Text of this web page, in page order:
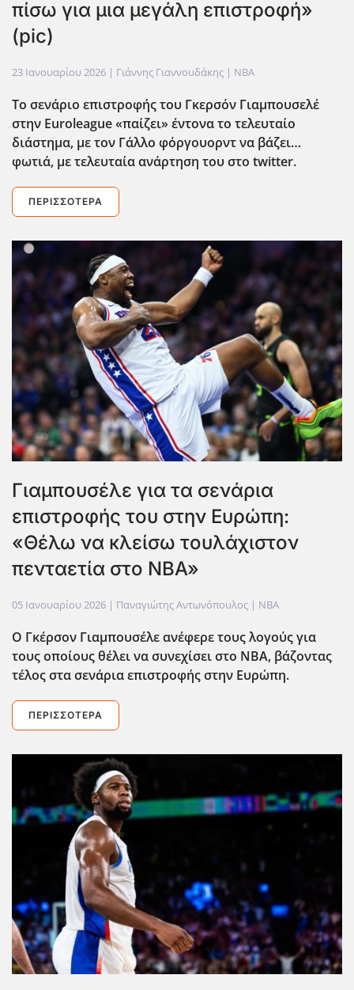
πίσω για μια μεγάλη επιστροφή»
(pic)
23 Ιανουαρίου 2026 | Γιάννης Γιαννουδάκης | NBA
Το σενάριο επιστροφής του Γκερσόν Γιαμπουσελέ
στην Euroleague«παίζει» έντονα το τελευταίο
διάστημα, με τον Γάλλο φόργουορντ να βάζει…
φωτιά, με τελευταία ανάρτηση του στο twitter.
ΠΕΡΙΣΣΌΤΕΡΑ
Γιαμπουσέλε για τα σενάρια
επιστροφής του στην Ευρώπη:
«Θέλω να κλείσω τουλάχιστον
πενταετία στο NBA»
05 Ιανουαρίου 2026 | Παναγιώτης Αντωνόπουλος | NBA
Ο Γκέρσον Γιαμπουσέλε ανέφερε τους λογούς για
τους οποίους θέλει να συνεχίσει στο ΝΒΑ, βάζοντας
τέλος στα σενάρια επιστροφής στην Ευρώπη.
ΠΕΡΙΣΣΌΤΕΡΑ